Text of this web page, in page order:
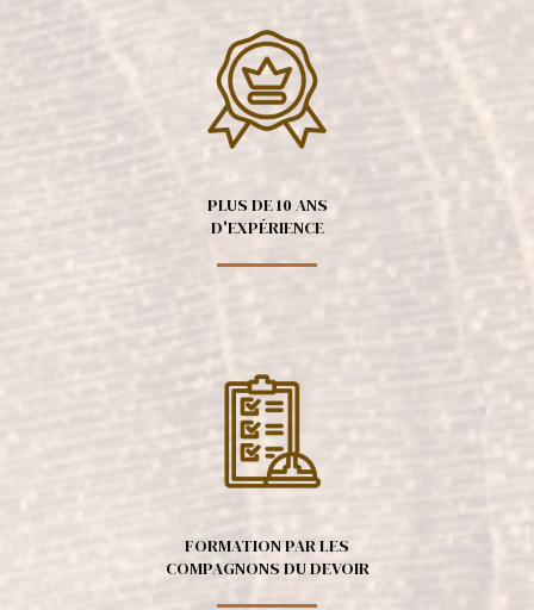
PLUS DE 10 ANS
D'EXPÉRIENCE
FORMATION PAR LES
COMPAGNONS DU DEVOIR